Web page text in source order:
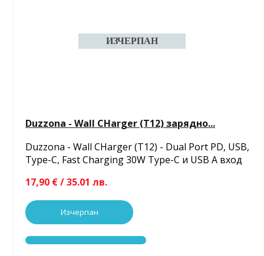
Duzzona - Wall CHarger (T12) зарядно...
Duzzona - Wall CHarger (T12) - Dual Port PD, USB,
Type-C, Fast Charging 30W Type-C и USB A вход
17,90 € / 35.01 лв.
Изчерпан